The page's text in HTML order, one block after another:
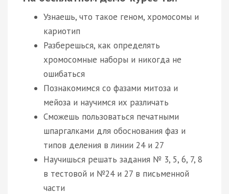
Узнаешь, что такое геном, хромосомы и
кариотип
Разберешься, как определять
хромосомные наборы и никогда не
ошибаться
Познакомимся со фазами митоза и
мейоза и научимся их различать
Сможешь пользоваться печатными
шпаргалками для обоснования фаз и
типов деления в линии 24 и 27
Научишься решать задания № 3, 5, 6, 7, 8
в тестовой и №24 и 27 в письменной
части